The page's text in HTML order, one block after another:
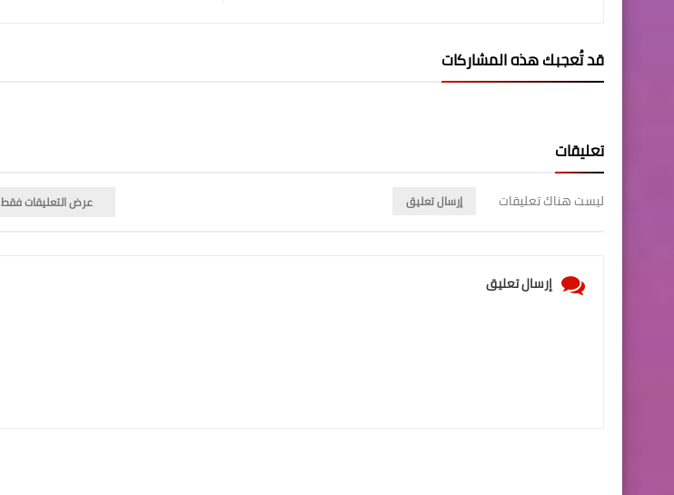
قد تُعجبك هذه المشاركات
تعليقات
ليست هناك تعليقات إرسال تعليق عرض التعليقات فقط
إرسال تعليق